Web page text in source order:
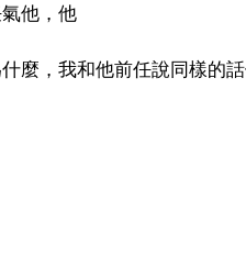
他，他
麼，我和他前任說同樣的